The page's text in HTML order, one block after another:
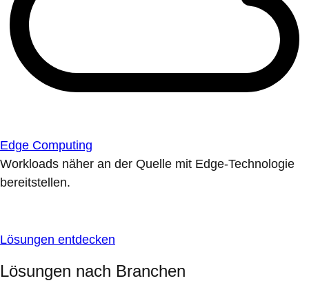
Edge Computing
Workloads näher an der Quelle mit Edge-Technologie
bereitstellen.
Lösungen entdecken
Lösungen nach Branchen